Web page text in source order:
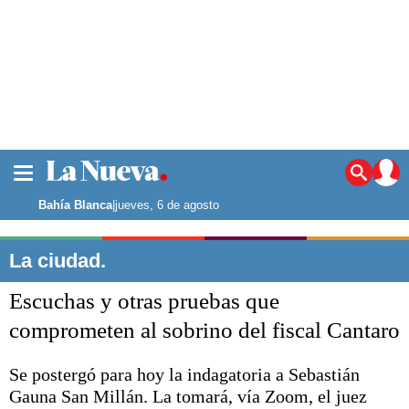
Noticias
La ciudad
Punta Alta
El mundo
Seguridad
Deportes
Escenario Olímpico
Liga del Sur
Bahía Blanca|jueves, 6 de agosto
La ciudad.
Escuchas y otras pruebas que
comprometen al sobrino del fiscal Cantaro
Se postergó para hoy la indagatoria a Sebastián
Gauna San Millán. La tomará, vía Zoom, el juez